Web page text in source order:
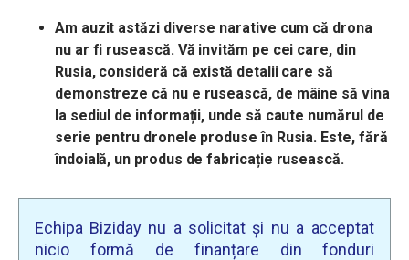
Am auzit astăzi diverse narative cum că drona
nu ar fi rusească. Vă invităm pe cei care, din
Rusia, consideră că există detalii care să
demonstreze că nu e rusească, de mâine să vina
la sediul de informații, unde să caute numărul de
serie pentru dronele produse în Rusia. Este, fără
îndoială, un produs de fabricație rusească.
Echipa Biziday nu a solicitat și nu a acceptat
nicio formă de finanțare din fonduri